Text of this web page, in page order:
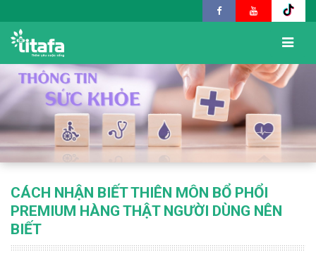
CÁCH NHẬN BIẾT THIÊN MÔN BỔ PHỔI
PREMIUM HÀNG THẬT NGƯỜI DÙNG NÊN
BIẾT